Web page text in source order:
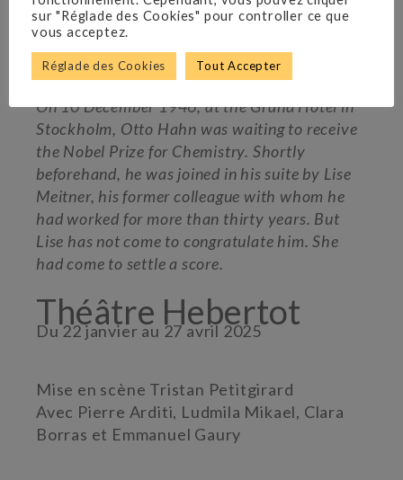
vient pas le féliciter. Elle vient régler ses
comptes.
On 10 December 1946, at the Grand Hotel in
Stockholm, Otto Hahn was waiting to receive
the Nobel Prize for Chemistry. Shortly
beforehand, he was joined in his suite by Lise
Meitner, his former colleague with whom he
had worked for more than thirty years. But
Lise has not come to congratulate him. She
had come to settle a score.
Théâtre Hebertot
Du 22 janvier au 27 avril 2025
Mise en scène Tristan Petitgirard
Avec Pierre Arditi, Ludmila Mikael, Clara
Borras et Emmanuel Gaury
sur "Réglade des Cookies" pour controller ce que
vous acceptez.
Réglade des Cookies Tout Accepter